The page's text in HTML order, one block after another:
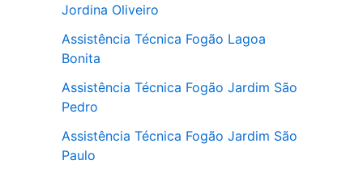
Jordina Oliveiro
Assistência Técnica Fogão Lagoa
Bonita
Assistência Técnica Fogão Jardim São
Pedro
Assistência Técnica Fogão Jardim São
Paulo